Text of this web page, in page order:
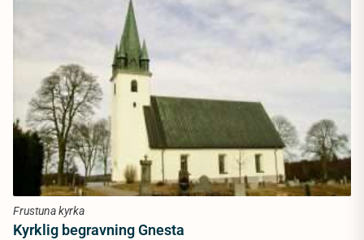
Kyrklig begravning Gnesta
Frustuna kyrka